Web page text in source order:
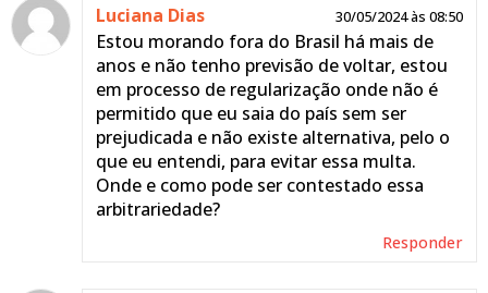
Antonielton
29/05/2024 às
15:06
Não é justo ter que reibaxa
uma categoria estando
fora do país, o correto era
estender o prazo até o
cidadão entrar em território
nacional, já que não
por está fora, algun
parlamentar tem que ver
Luciana Dias 30/05/2024 às 08:50
Estou morando fora do Brasil há mais de
anos e não tenho previsão de voltar, estou
em processo de regularização onde não é
permitido que eu saia do país sem ser
prejudicada e não existe alternativa, pelo o
que eu entendi, para evitar essa multa.
Onde e como pode ser contestado essa
arbitrariedade?
Responder